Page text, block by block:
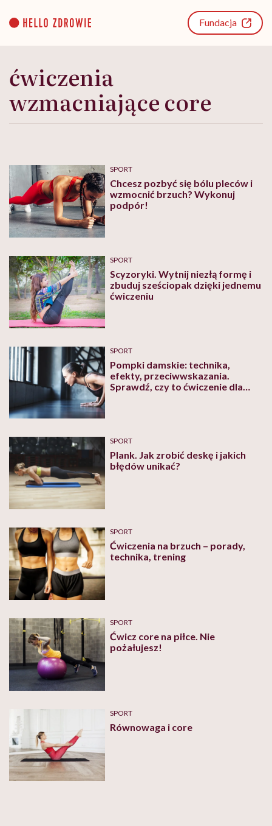
content
Fundacja
ćwiczenia
wzmacniające core
SPORT
Chcesz pozbyć się bólu pleców i
wzmocnić brzuch? Wykonuj
podpór!
SPORT
Scyzoryki. Wytnij niezłą formę i
zbuduj sześciopak dzięki jednemu
ćwiczeniu
SPORT
Pompki damskie: technika,
efekty, przeciwwskazania.
Sprawdź, czy to ćwiczenie dla
SPORT
Plank. Jak zrobić deskę i jakich
błędów unikać?
SPORT
Ćwiczenia na brzuch – porady,
technika, trening
SPORT
Ćwicz core na piłce. Nie
pożałujesz!
SPORT
Równowaga i core